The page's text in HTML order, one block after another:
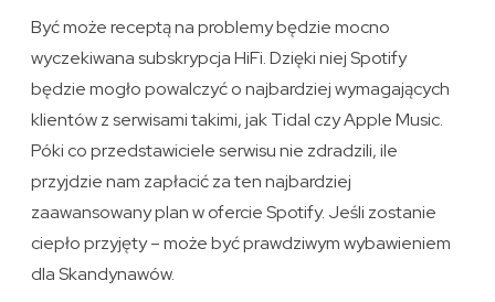
Być może receptą na problemy będzie mocno
wyczekiwana subskrypcja HiFi. Dzięki niej Spotify
będzie mogło powalczyć o najbardziej wymagających
klientów z serwisami takimi, jak Tidal czy Apple Music.
Póki co przedstawiciele serwisu nie zdradzili, ile
przyjdzie nam zapłacić za ten najbardziej
zaawansowany plan w ofercie Spotify. Jeśli zostanie
ciepło przyjęty – może być prawdziwym wybawieniem
dla Skandynawów.